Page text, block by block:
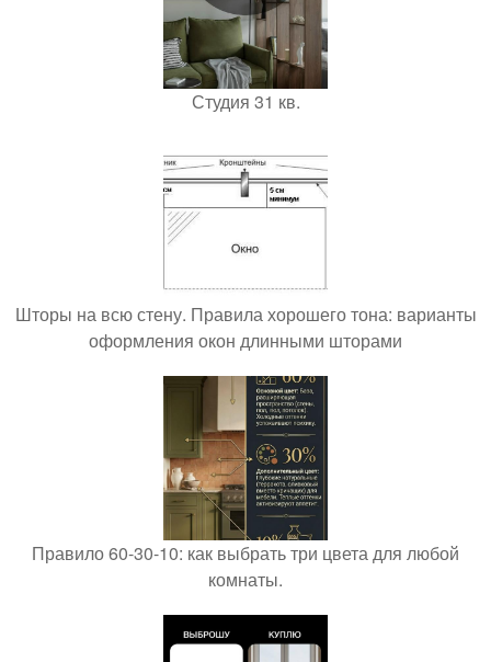
Студия 31 кв.
Шторы на всю стену. Правила хорошего тона: варианты
оформления окон длинными шторами
Правило 60-30-10: как выбрать три цвета для любой
комнаты.